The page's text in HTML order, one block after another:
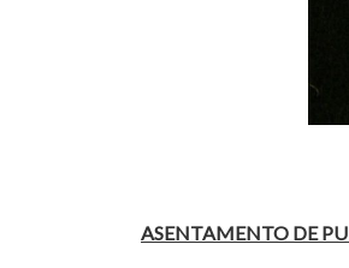
ASENTAMENTO DE